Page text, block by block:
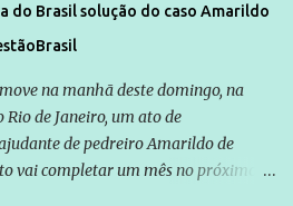
do Brasil solução do caso Amarildo
na manhã deste domingo, na
de Janeiro, um ato de
de pedreiro Amarildo de
vai completar um mês no próximo